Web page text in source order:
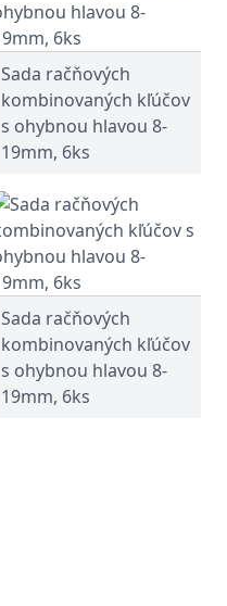
Sada račňových
kombinovaných kľúčov
s ohybnou hlavou 8-
19mm, 6ks
Sada račňových
kombinovaných kľúčov
s ohybnou hlavou 8-
19mm, 6ks